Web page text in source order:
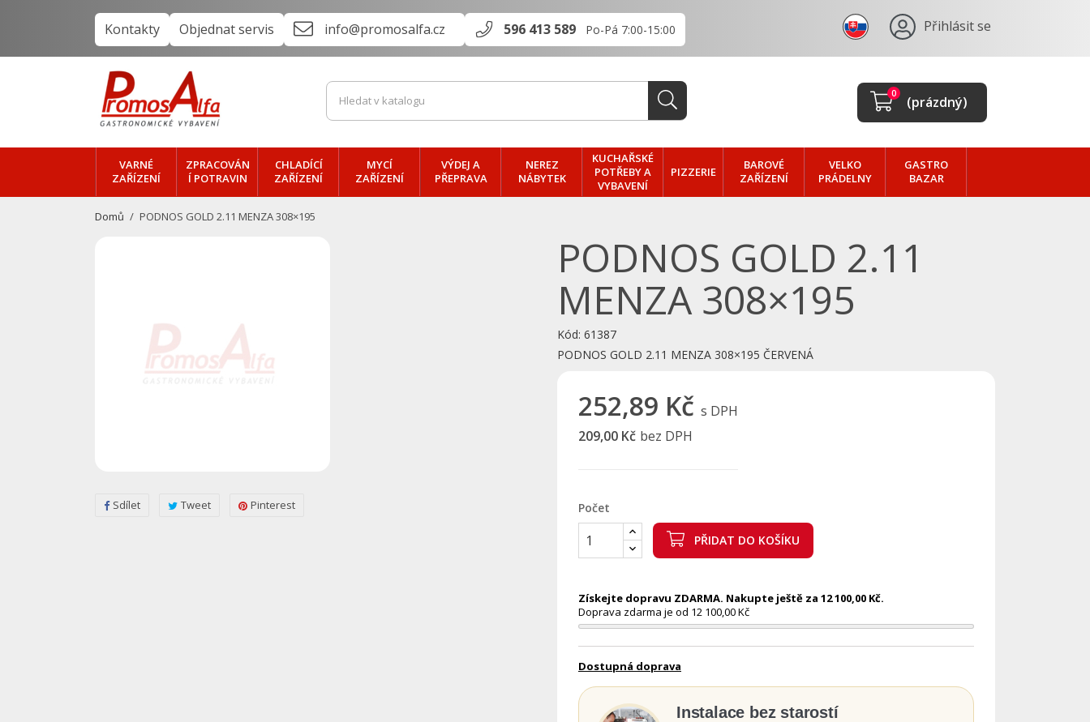
Kontakty Objednat servis info@promosalfa.cz 596 413 589 Po-Pá 7:00-15:00 Přihlásit se
(prázdný)
0
VARNÉ
ZAŘÍZENÍ
ZPRACOVÁN
Í POTRAVIN
CHLADÍCÍ
ZAŘÍZENÍ
MYCÍ
ZAŘÍZENÍ
VÝDEJ A
PŘEPRAVA
NEREZ
NÁBYTEK
KUCHAŘSKÉ
POTŘEBY A
VYBAVENÍ
PIZZERIE
BAROVÉ
ZAŘÍZENÍ
VELKO
PRÁDELNY
GASTRO
BAZAR
Domů PODNOS GOLD 2.11 MENZA 308×195
Sdílet Tweet Pinterest
PODNOS GOLD 2.11
MENZA 308×195
Kód: 61387
PODNOS GOLD 2.11 MENZA 308×195 ČERVENÁ
252,89 Kč s DPH
209,00 Kč bez DPH
Počet
PŘIDAT DO KOŠÍKU
Získejte dopravu ZDARMA. Nakupte ještě za 12 100,00 Kč.
Doprava zdarma je od 12 100,00 Kč
Dostupná doprava
Instalace bez starostí